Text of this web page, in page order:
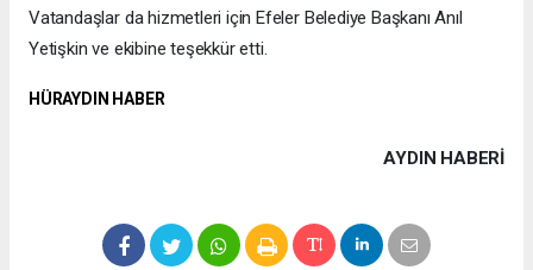
Vatandaşlar da hizmetleri için Efeler Belediye Başkanı Anıl
Yetişkin ve ekibine teşekkür etti.
HÜRAYDIN HABER
AYDIN HABERİ